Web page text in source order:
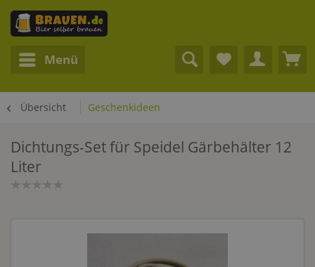
Menü
Übersicht Geschenkideen
Dichtungs-Set für Speidel Gärbehälter 12
Liter